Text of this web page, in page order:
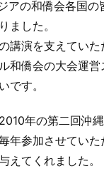
アの和僑会各国の
ました。
講演を支えていた
和僑会の大会運
です。
年の第二回沖
年参加させてい
えてくれました。